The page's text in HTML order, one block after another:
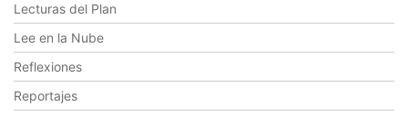
Lecturas del Plan
Lee en la Nube
Reflexiones
Reportajes